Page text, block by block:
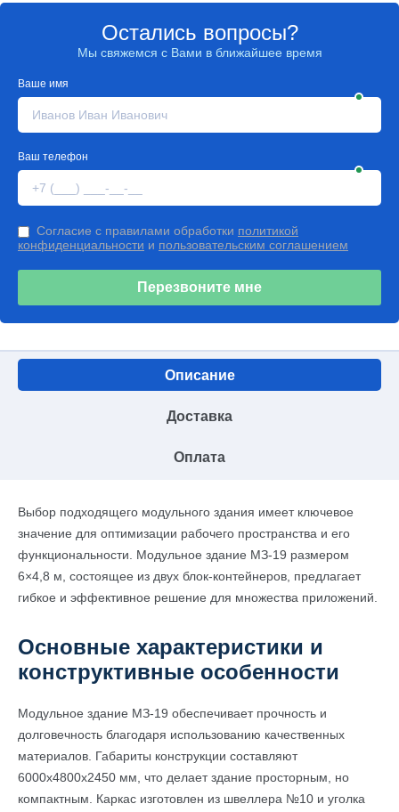
Остались вопросы?
Мы свяжемся с Вами в ближайшее время
Ваше имя
Ваш телефон
Согласие с правилами обработки политикой
конфиденциальности и пользовательским соглашением
Перезвоните мне
Описание
Доставка
Оплата
Выбор подходящего модульного здания имеет ключевое
значение для оптимизации рабочего пространства и его
функциональности. Модульное здание МЗ-19 размером
6×4,8 м, состоящее из двух блок-контейнеров, предлагает
гибкое и эффективное решение для множества приложений.
Основные характеристики и
конструктивные особенности
Модульное здание МЗ-19 обеспечивает прочность и
долговечность благодаря использованию качественных
материалов. Габариты конструкции составляют
6000x4800x2450 мм, что делает здание просторным, но
компактным. Каркас изготовлен из швеллера №10 и уголка